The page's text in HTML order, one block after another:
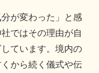
が変わった」と感
ではその理由が自
ています。境内の
から続く儀式や伝